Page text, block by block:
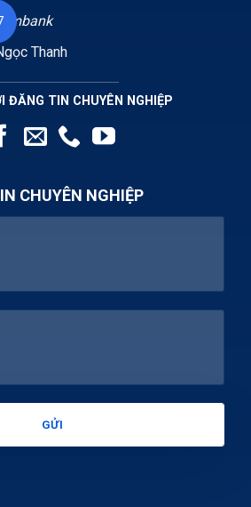
Thanh
ĐĂNG TIN CHUYÊN NGHIỆP
CHUYÊN NGHIỆP